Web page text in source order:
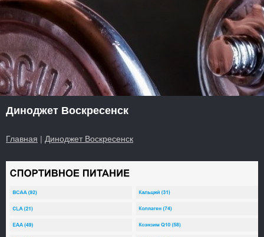
Диноджет Воскресенск
Главная | Диноджет Воскресенск